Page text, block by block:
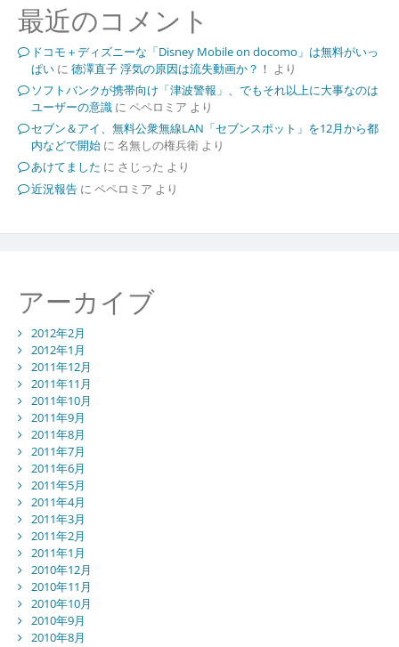
最近のコメント
ドコモ＋ディズニーな「Disney Mobile on docomo」は無料がいっ
ぱいに 徳澤直子 浮気の原因は流失動画か？！ より
ソフトバンクが携帯向け「津波警報」、でもそれ以上に大事なのは
ユーザーの意識に ペペロミア より
セブン＆アイ、無料公衆無線LAN「セブンスポット」を12月から都
内などで開始に 名無しの権兵衛より
あけてました に さじった より
近況報告に ペペロミア より
アーカイブ
2012年2月
2012年1月
2011年12月
2011年11月
2011年10月
2011年9月
2011年8月
2011年7月
2011年6月
2011年5月
2011年4月
2011年3月
2011年2月
2011年1月
2010年12月
2010年11月
2010年10月
2010年9月
2010年8月